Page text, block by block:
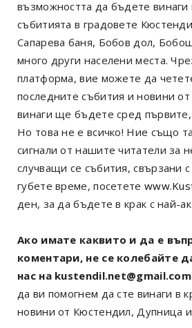
възможността да бъдете винаги
събитията в градовете
Сапарева баня, Бобов дол,
много други населени места.
платформа, вие можете да
последните събития и новини от
винаги ще бъдете сред първите,
Но това не е всичко! Ние също
сигнали от нашите читатели за
случващи се събития, свързани
губете време, посетете
ден, за да бъдете в крак с най-
Ако имате каквито и да е
коментари, не се колебайте
нас на
да ви помогнем да сте винаги в
новини от Кюстендил, Дупница и